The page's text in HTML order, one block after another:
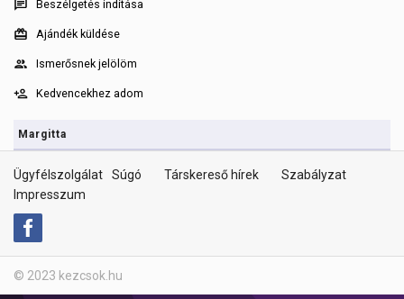
Beszélgetés indítása
Ajándék küldése
Ismerősnek jelölöm
Kedvencekhez adom
Margitta
Ügyfélszolgálat Súgó Társkereső hírek
Szabályzat
Impresszum
© 2023 kezcsok.hu